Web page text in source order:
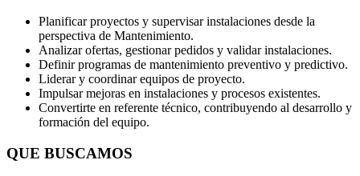
Planificar proyectos y supervisar instalaciones desde la
perspectiva de Mantenimiento.
Analizar ofertas, gestionar pedidos y validar instalaciones.
Definir programas de mantenimiento preventivo y predictivo.
Liderar y coordinar equipos de proyecto.
Impulsar mejoras en instalaciones y procesos existentes.
Convertirte en referente técnico, contribuyendo al desarrollo y
formación del equipo.
QUE BUSCAMOS